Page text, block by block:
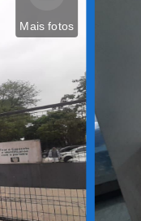
Mais fotos